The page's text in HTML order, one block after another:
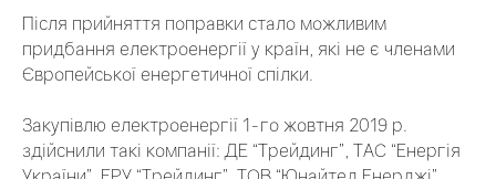
Після прийняття поправки стало можливим
придбання електроенергії у країн, які не є членами
Європейської енергетичної спілки.
Закупівлю електроенергії 1-го жовтня 2019 р.
здійснили такі компанії: ДЕ “Трейдинг”, ТАС “Енергія